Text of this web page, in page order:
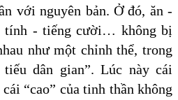
với nguyên bản. Ở đó, ăn -
tính - tiếng cười… không bị
như một chỉnh thể, trong
dân gian”. Lúc này cái
“cao” của tinh thần không